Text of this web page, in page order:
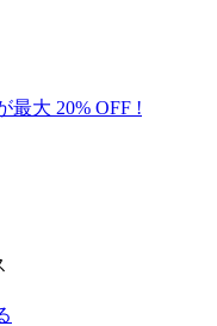
最大 20% OFF !